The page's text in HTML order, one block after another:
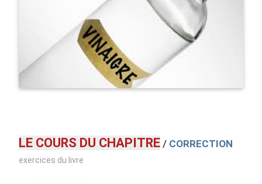
LE COURS DU CHAPITRE / CORRECTION
exercices du livre